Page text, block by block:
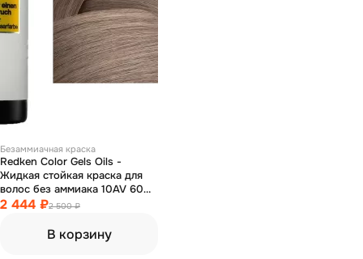
Безаммиачная краска
Redken Color Gels Oils -
Жидкая стойкая краска для
волос без аммиака 10AV 60
мл
2 444 ₽2 500 ₽
В корзину